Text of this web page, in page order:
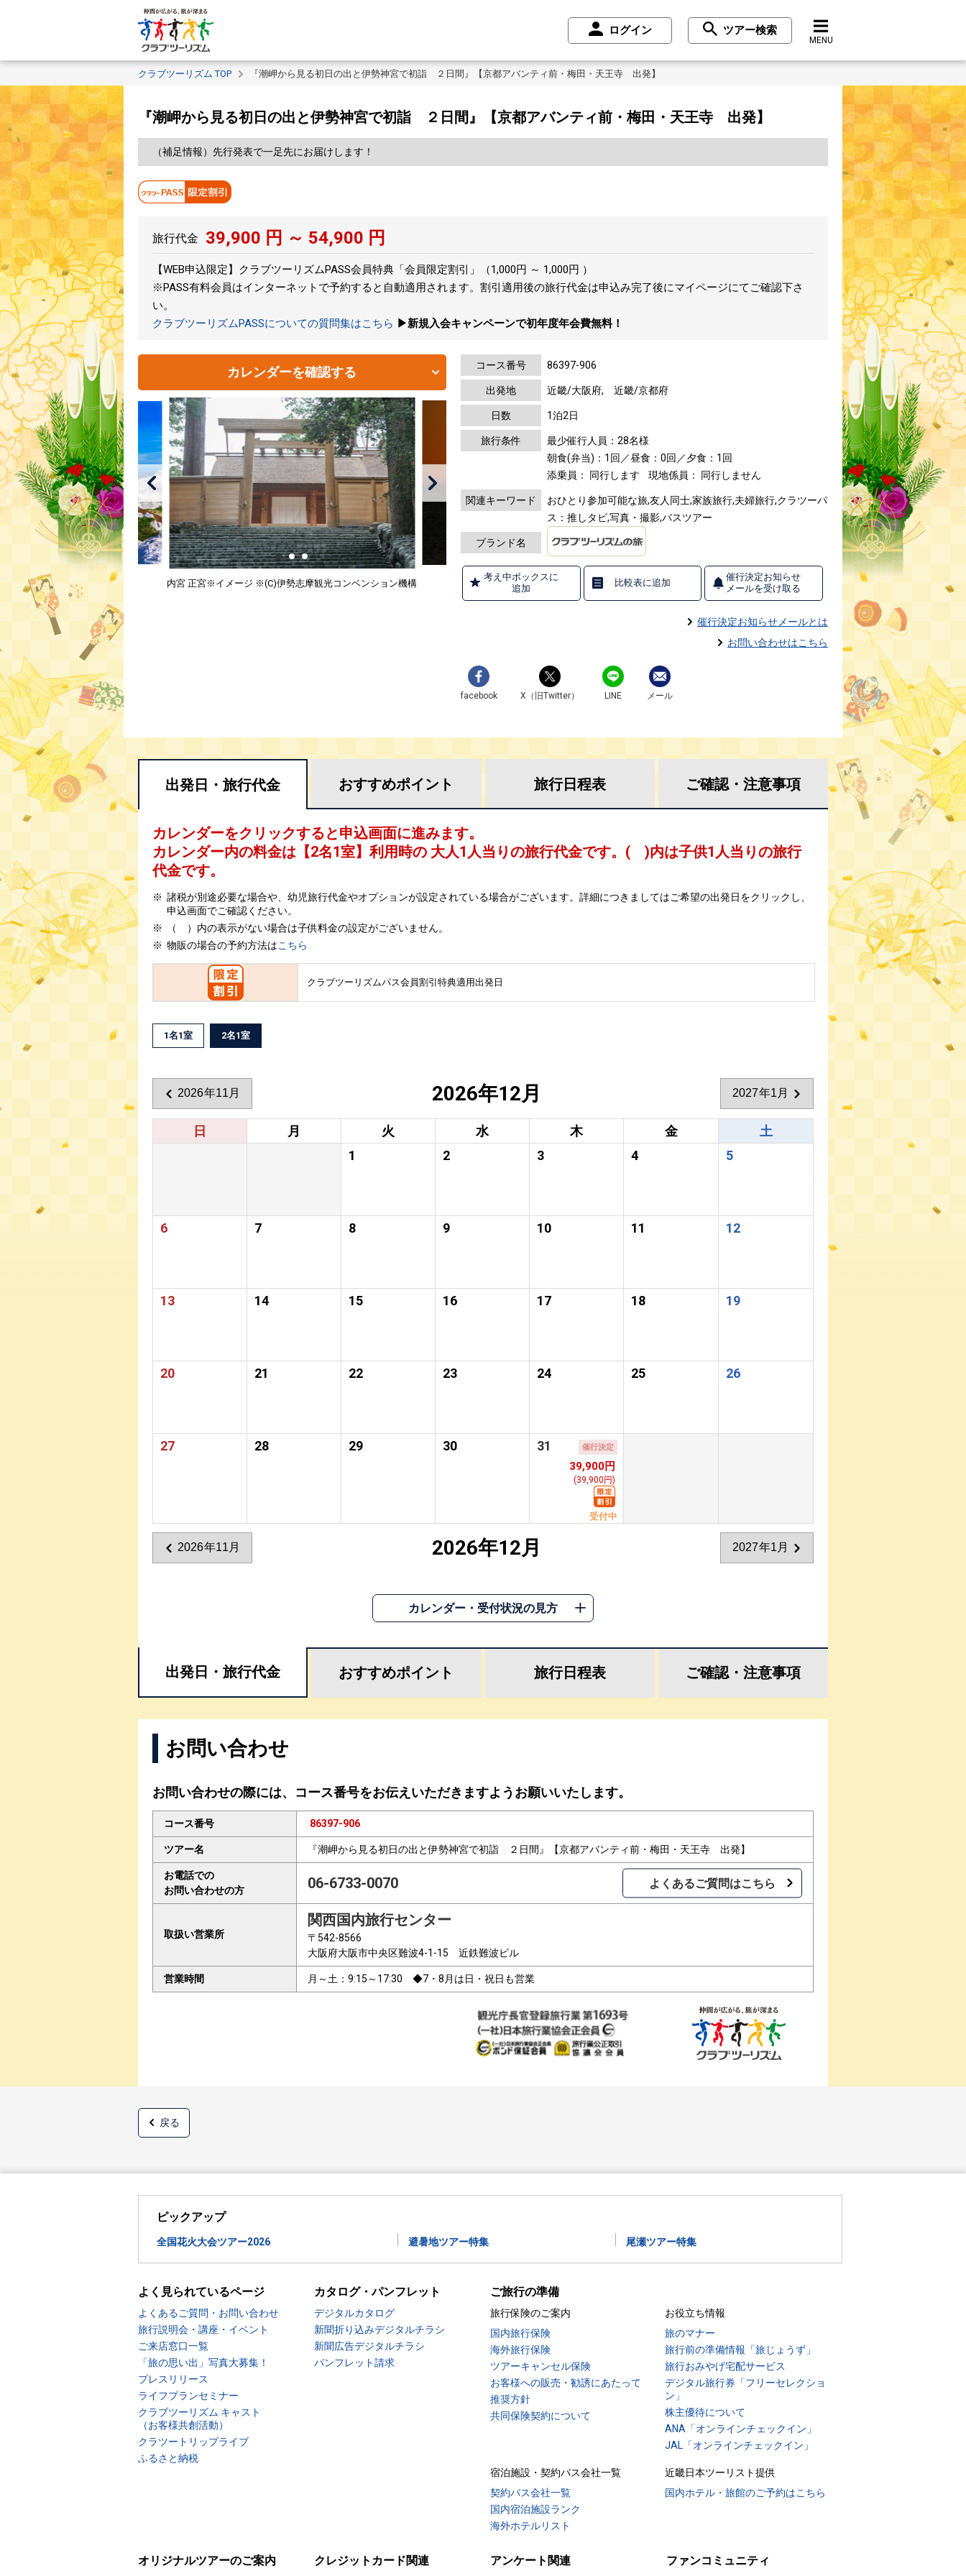
ログイン ツアー検索
MENU
クラブツーリズム TOP 『潮岬から見る初日の出と伊勢神宮で初詣 ２日間』【京都アバンティ前・梅田・天王寺 出発】
『潮岬から見る初日の出と伊勢神宮で初詣 ２日間』【京都アバンティ前・梅田・天王寺 出発】
（補足情報）先行発表で一足先にお届けします！
旅行代金 39,900 円 ～ 54,900 円
【WEB申込限定】クラブツーリズムPASS会員特典「会員限定割引」（1,000円 ～ 1,000円 ）
※PASS有料会員はインターネットで予約すると自動適用されます。割引適用後の旅行代金は申込み完了後にマイページにてご確認下さ
い。
クラブツーリズムPASSについての質問集はこちら ▶新規入会キャンペーンで初年度年会費無料！
カレンダーを確認する
内宮 正宮※イメージ ※(C)伊勢志摩観光コンベンション機構
コース番号 86397-906
出発地 近畿/大阪府, 近畿/京都府
日数 1泊2日
旅行条件
最少催行人員：28名様
朝食(弁当)：1回／昼食：0回／夕食：1回
添乗員： 同行します
現地係員： 同行しません
関連キーワード
おひとり参加可能な旅,友人同士,家族旅行,夫婦旅行,クラツーパ
ス：推しタビ,写真・撮影,バスツアー
ブランド名
考え中ボックスに
追加
比較表に追加
催行決定お知らせ
メールを受け取る
催行決定お知らせメールとは
お問い合わせはこちら
facebook X（旧Twitter） LINE メール
出発日・ 旅行代金 おすすめポイント 旅行日程表 ご確認・ 注意事項
カレンダーをクリックすると申込画面に進みます。
カレンダー内の料金は 【2名1室】利用時の 大人1人当りの旅行代金です。 ( )内は子供1人当りの旅行
代金です。
諸税が別途必要な場合や、幼児旅行代金やオプションが設定されている場合がございます。詳細につきましてはご希望の出発日をクリックし、
申込画面でご確認ください。
（ ）内の表示がない場合は子供料金の設定がございません。
物販の場合の予約方法はこちら
クラブツーリズムパス会員割引特典適用出発日
1名1室 2名1室
2026年11月 2026年12月 2027年1月
日 月 火 水 木 金
土
1
2 3 4 5
6 7 8 9 10 11 12
13 14 15 16 17 18 19
20 21 22 23 24 25 26
27 28 29 30 31 催行決定
39,900円
(39,900円)
受付中
2026年11月 2026年12月 2027年1月
カレンダー・受付状況の見方
出発日・ 旅行代金 おすすめポイント 旅行日程表 ご確認・ 注意事項
お問い合わせ
お問い合わせの際には、コース番号をお伝えいただきますようお願いいたします。
コース番号 86397-906
ツアー名 『潮岬から見る初日の出と伊勢神宮で初詣 ２日間』【京都アバンティ前・梅田・天王寺 出発】
お電話での
お問い合わせの方
06-6733-0070 よくあるご質問はこちら
取扱い営業所
関西国内旅行センター
〒542-8566
大阪府大阪市中央区難波4-1-15 近鉄難波ビル
営業時間 月～土：9:15～17:30 ◆7・8月は日・祝日も営業
戻る
ピックアップ
全国花火大会ツアー2026 避暑地ツアー特集 尾瀬ツアー特集
よく見られているページ
よくあるご質問・お問い合わせ
旅行説明会・講座・イベント
ご来店窓口一覧
「旅の思い出」写真大募集！
プレスリリース
ライフプランセミナー
クラブツーリズム キャスト
（お客様共創活動）
クラツートリップライブ
ふるさと納税
カタログ・パンフレット
デジタルカタログ
新聞折り込みデジタルチラシ
新聞広告デジタルチラシ
パンフレット請求
ご旅行の準備
旅行保険のご案内
国内旅行保険
海外旅行保険
ツアーキャンセル保険
お客様への販売・勧誘にあたって
推奨方針
共同保険契約について
お役立ち情報
旅のマナー
旅行前の準備情報「旅じょうず」
旅行おみやげ宅配サービス
デジタル旅行券「フリーセレクショ
ン」
株主優待について
ANA「オンラインチェックイン」
JAL「オンラインチェックイン」
宿泊施設・契約バス会社一覧
契約バス会社一覧
国内宿泊施設ランク
海外ホテルリスト
近畿日本ツーリスト提供
国内ホテル・旅館のご予約はこちら
オリジナルツアーのご案内 クレジットカード関連 アンケート関連 ファンコミュニティ